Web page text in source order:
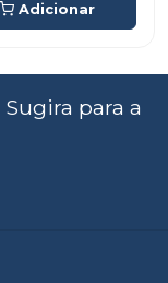
Adicionar
Sugira para a